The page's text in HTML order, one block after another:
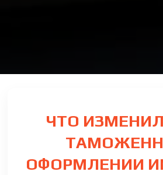
ЧТО
ОФОРМЛЕНИИ